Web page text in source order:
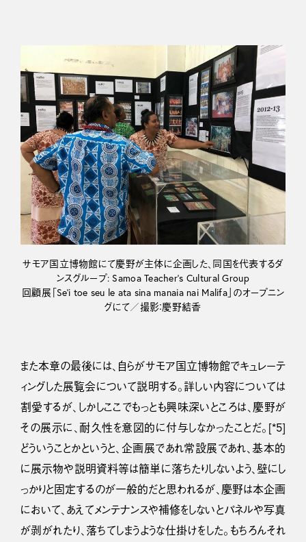
サモア国立博物館にて慶野が主体に企画した、同国を代表するダ
ンスグループ: Samoa Teacher’s Cultural Group
回顧展「Se’i toe seu le ata sina manaia nai Malifa」のオープニン
グにて／撮影：慶野結香
また本章の最後には、自らがサモア国立博物館でキュレーテ
ィングした展覧会について説明する。詳しい内容については
割愛するが、しかしここでもっとも興味深いところは、慶野が
その展示に、耐久性を意図的に付与しなかったことだ。[*5]
どういうことかというと、企画展であれ常設展であれ、基本的
に展示物や説明資料等は簡単に落ちたりしないよう、壁にし
っかりと固定するのが一般的だと思われるが、慶野は本企画
において、あえてメンテナンスや補修をしないとパネルや写真
が剥がれたり、落ちてしまうような仕掛けをした。もちろんそれ